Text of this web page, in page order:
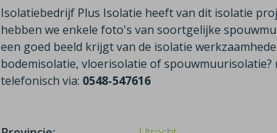
Isolatiebedrijf Plus Isolatie heeft van dit isolatie
hebben we enkele foto's van soortgelijke
een goed beeld krijgt van de isolatie
bodemisolatie, vloerisolatie of
telefonisch via: 0548-547616